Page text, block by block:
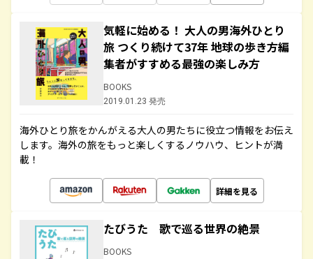
気軽に始める！ 大人の男海外ひとり
旅 つくり続けて37年 地球の歩き方編
集者がすすめる最強の楽しみ方
BOOKS
2019.01.23 発売
海外ひとり旅をかんがえる大人の男たちに役立つ情報をお伝え
します。海外の旅をもっと楽しくするノウハウ、ヒントが満
載！
詳細を見る
たびうた 歌で巡る世界の絶景
BOOKS